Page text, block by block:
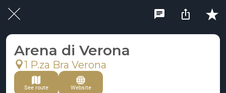
Arena di Verona
1 P.za Bra Verona
See route Website